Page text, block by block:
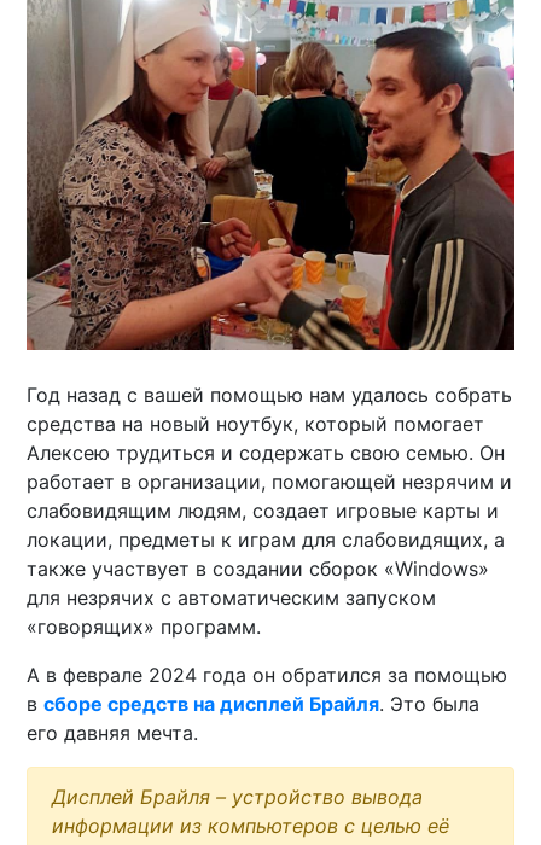
Год назад с вашей помощью нам удалось собрать
средства на новый ноутбук, который помогает
Алексею трудиться и содержать свою семью. Он
работает в организации, помогающей незрячим и
слабовидящим людям, создает игровые карты и
локации, предметы к играм для слабовидящих, а
также участвует в создании сборок «Windows»
для незрячих с автоматическим запуском
«говорящих» программ.
А в феврале 2024 года он обратился за помощью
всборе средств на дисплей Брайля. Это была
его давняя мечта.
Дисплей Брайля – устройство вывода
информации из компьютеров с целью её